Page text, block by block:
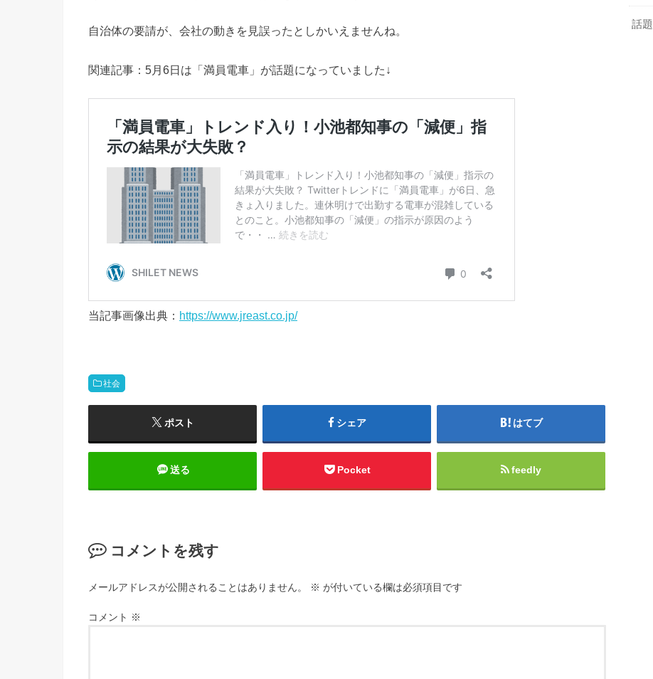
自治体の要請が、会社の動きを見誤ったとしかいえませんね。
関連記事：5月6日は「満員電車」が話題になっていました↓
当記事画像出典： https://www.jreast.co.jp/
社会
ポスト シェア はてブ
送る Pocket feedly
コメントを残す
メールアドレスが公開されることはありません。 ※ が付いている欄は必須項目です
コメント ※
話題